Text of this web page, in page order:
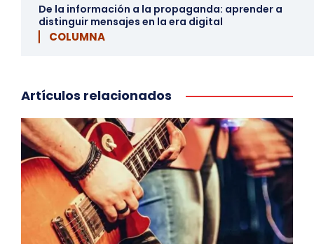
De la información a la propaganda: aprender a
distinguir mensajes en la era digital
▏ COLUMNA
Artículos relacionados